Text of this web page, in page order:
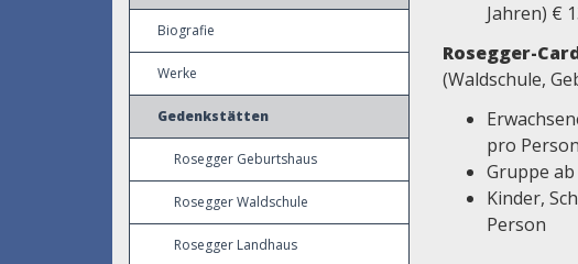
Biografie
Werke
Gedenkstätten
Rosegger Geburtshaus
Rosegger Waldschule
Rosegger Landhaus
Jahren) €
Rosegger-
(Waldschule,
pro Person
Gruppe
Kinder,
Person